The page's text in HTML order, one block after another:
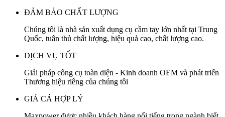
ĐẢM BẢO CHẤT LƯỢNG
Chúng tôi là nhà sản xuất dụng cụ cầm tay lớn nhất tại Trung
Quốc, tuân thủ chất lượng, hiệu quả cao, chất lượng cao.
DỊCH VỤ TỐT
Giải pháp công cụ toàn diện - Kinh doanh OEM và phát triển
Thương hiệu riêng của chúng tôi
GIÁ CẢ HỢP LÝ